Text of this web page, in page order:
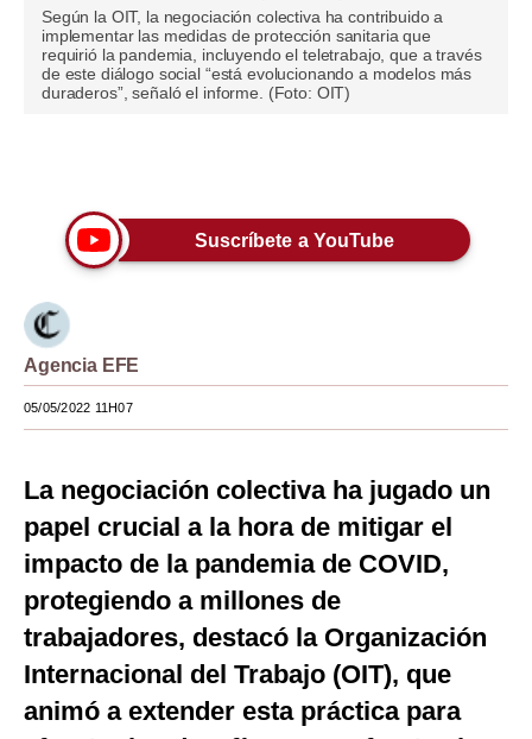
Blogs
Tendencias
Moda
Estilos
Mundo
EEUU
México
Internacional
Tecnología
Club del Suscriptor
G de Gestión
Según la OIT, la negociación colectiva ha contribuido a
implementar las medidas de protección sanitaria que
requirió la pandemia, incluyendo el teletrabajo, que a través
de este diálogo social “está evolucionando a modelos más
duraderos”, señaló el informe. (Foto: OIT)
Suscríbete a YouTube
Agencia EFE
05/05/2022 11H07
La negociación colectiva ha jugado un
papel crucial a la hora de mitigar el
impacto de la pandemia de COVID,
protegiendo a millones de
trabajadores, destacó la Organización
Internacional del Trabajo (OIT), que
animó a extender esta práctica para